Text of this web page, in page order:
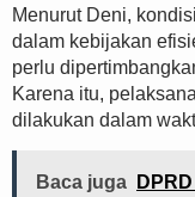
Menurut Deni,
dalam kebijakan
perlu
Karena itu,
dilakukan dalam
Baca juga